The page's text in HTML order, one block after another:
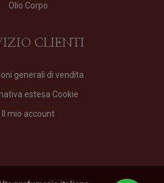
Olio Corpo
CLIENTI
generali di vendita
estesa Cookie
Il mio account